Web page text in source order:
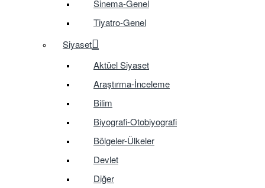
Sinema-Genel
Tiyatro-Genel
Siyaset
Aktüel Siyaset
Araştırma-İnceleme
Bilim
Biyografi-Otobiyografi
Bölgeler-Ülkeler
Devlet
Diğer